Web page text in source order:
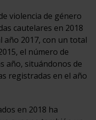
violencia de género
cautelares en 2018
año 2017, con un total
el número de
año, situándonos de
registradas en el año
en 2018 ha